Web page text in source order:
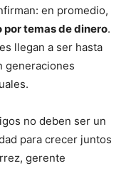
en promedio,
por temas de dinero.
llegan a ser hasta
generaciones
no deben ser un
para crecer juntos
gerente